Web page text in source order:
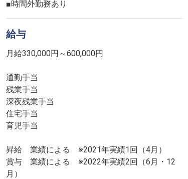
■時間外勤務あり
給与
月給330,000円～600,000円
通勤手当
残業手当
深夜残業手当
住宅手当
育児手当
昇給 業績による ※2021年実績1回（4月）
賞与 業績による ※2022年実績2回（6月・12
月）